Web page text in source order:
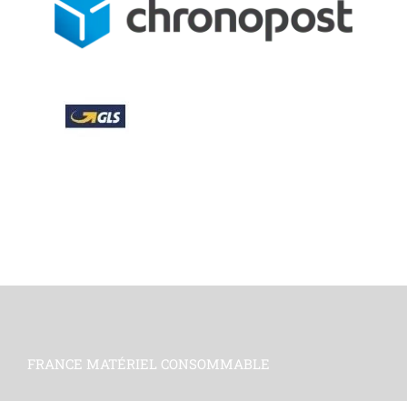
FRANCE MATÉRIEL CONSOMMABLE